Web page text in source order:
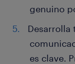
genuino
Desarrolla
es clave.